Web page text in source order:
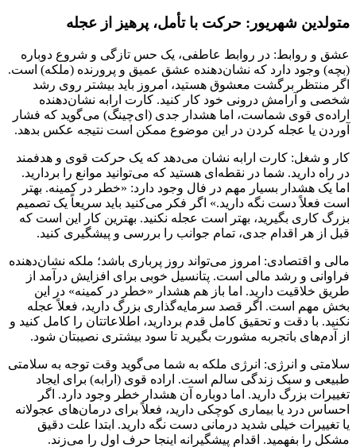
متولدین شهریور: حرکت با تأمل، پرهیز از عجله
عشق و روابط: در روابط عاطفی، یک حس تازگی و شروع دوباره
(بچه) وجود دارد که نشان‌دهنده عشق عمیق و پرورنده (ملکه) است.
اگر منتظر برگشت معشوق هستید، امروز باید بیشتر روی رشد
شخصی و آرامش درونی خود کار کنید. کارت ارابه نشان‌دهنده
اراده‌ی قوی شماست، اما هشدار جدی (ای‌چینگ) می‌گوید که فشار
آوردن یا عجله کردن در این موضوع ممکن است نتیجه عکس بدهد.
کار و شغل: کارت ارابه نشان می‌دهد که یک حرکت قوی و هدفمند
در راه دارید. شما در نقطه‌ای هستید که می‌توانید موانع را بردارید.
اما یک هشدار بسیار مهم در فال وجود دارد: «خطر در کمینه. بهتر
است فعلاً دست نگه دارید.» اگر فکر می‌کنید باید سریعاً یک تصمیم
بزرگ کاری بگیرید، بهتر است عجله نکنید. بهترین کار این است که
قبل از هر اقدام جدی، تمام جوانب را بررسی و پیشگیری کنید.
مالی و اقتصادی: امروز می‌تواند روز پرباری باشد؛ ملکه نشان‌دهنده
فراوانی و رشد مالی است. پتانسیل خوبی برای افزایش درآمد از
طریق خلاقیت دارید. اما باز هم هشدار «خطر در کمینه» در این
بخش مهم است. اگر قصد سرمایه‌گذاری بزرگ دارید، فعلاً عجله
نکنید. با دقت و تحقیق کامل قدم بردارید، اطلاعاتتان را کامل کنید و
از آدم‌های باتجربه مشورت بگیرید تا سود بیشتری نصیبتان شود.
سلامتی و انرژی: انرژی ملکه به شما می‌گوید وقت توجه به سلامتی
طبیعی و سبک زندگی سالم است. اراده قوی (ارابه) برای ایجاد
تغییرات بزرگ دارید. اما دوباره آن هشدار خطر وجود دارد. اگر
احساس درد یا بیماری کوچکی دارید، فعلاً برای درمان‌های عجولانه
یا تغییرات خیلی شدید درمانی دست نگه دارید. ابتدا علت دقیق
مشکل را بفهمید. اقدام پیشگیرانه اینجا حرف اول را می‌زند.